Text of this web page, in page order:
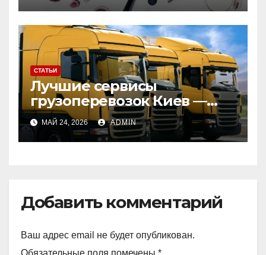
СТАТЬИ
Лучшие сервисы
грузоперевозок Киев —
Украина: сравнение
перевозчиков для
доставки грузов
МАЙ 24, 2026 ADMIN
Добавить комментарий
Ваш адрес email не будет опубликован.
Обязательные поля помечены *